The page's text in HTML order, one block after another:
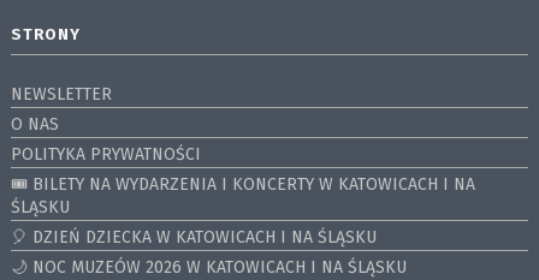
STRONY
NEWSLETTER
O NAS
POLITYKA PRYWATNOŚCI
🎟️ BILETY NA WYDARZENIA I KONCERTY W KATOWICACH I NA
ŚLĄSKU
🎈 DZIEŃ DZIECKA W KATOWICACH I NA ŚLĄSKU
🌙 NOC MUZEÓW 2026 W KATOWICACH I NA ŚLĄSKU